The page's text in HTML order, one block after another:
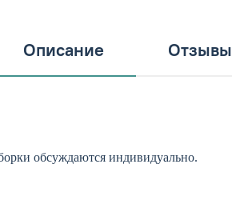
Описание Отзывы
обсуждаются индивидуально.